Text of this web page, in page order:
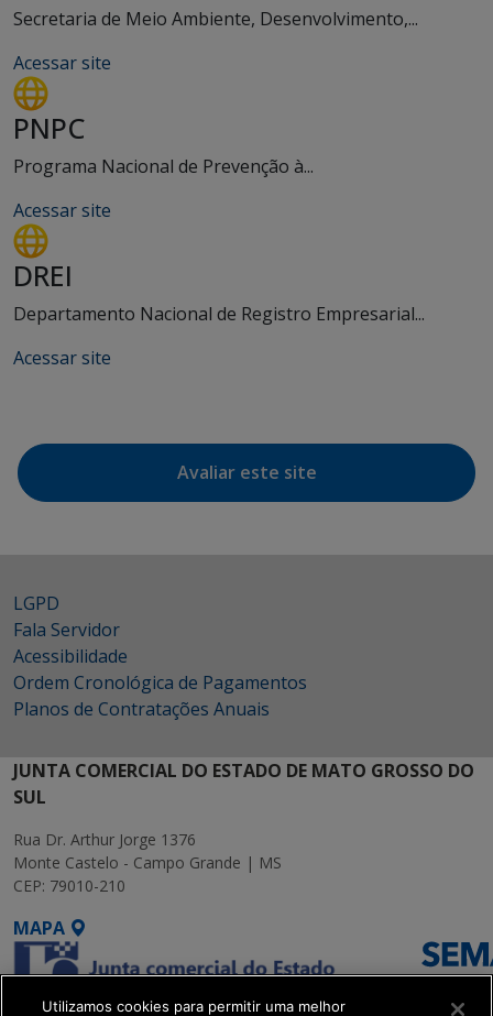
Secretaria de Meio Ambiente, Desenvolvimento,...
Acessar site
PNPC
Programa Nacional de Prevenção à...
Acessar site
DREI
Departamento Nacional de Registro Empresarial...
Acessar site
Avaliar este site
LGPD
Fala Servidor
Acessibilidade
Ordem Cronológica de Pagamentos
Planos de Contratações Anuais
JUNTA COMERCIAL DO ESTADO DE MATO GROSSO DO
SUL
Rua Dr. Arthur Jorge 1376
Monte Castelo - Campo Grande | MS
CEP: 79010-210
MAPA
Utilizamos cookies para permitir uma melhor